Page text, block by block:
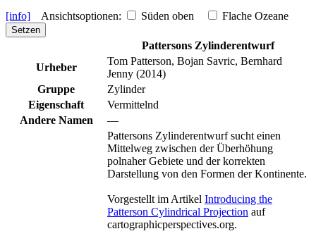
[info] Ansichtsoptionen: Süden oben Flache Ozeane
Setzen
Pattersons Zylinderentwurf
Urheber
Tom Patterson, Bojan Savric, Bernhard
Jenny (2014)
Gruppe
Zylinder
Eigenschaft
Vermittelnd
Andere Namen
—
Pattersons Zylinderentwurf sucht einen
Mittelweg zwischen der Überhöhung
polnaher Gebiete und der korrekten
Darstellung von den Formen der Kontinente.
Vorgestellt im Artikel Introducing the
Patterson Cylindrical Projection auf
cartographicperspectives.org.